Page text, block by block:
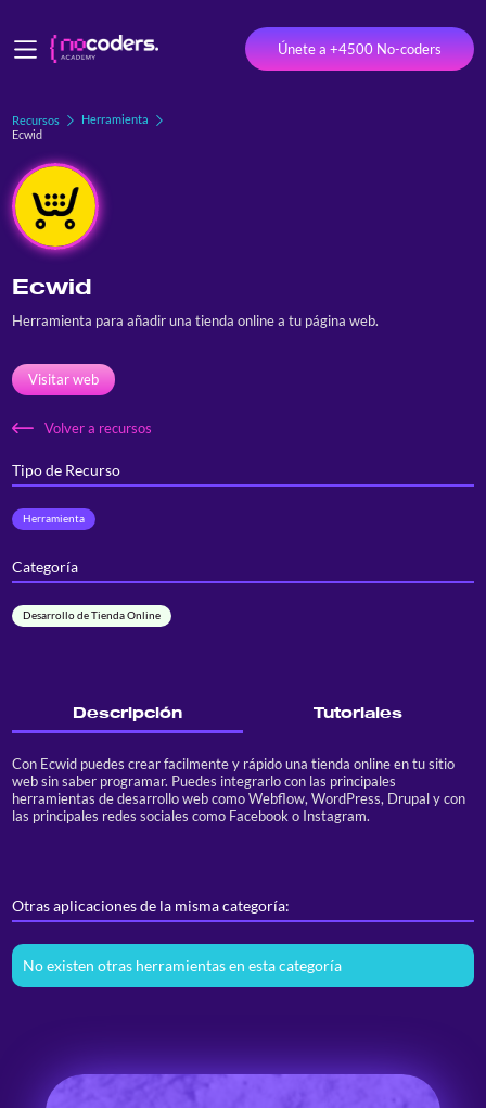
Únete a +4500 No-coders
Recursos
Herramienta
Ecwid
Ecwid
Herramienta para añadir una tienda online a tu página web.
Visitar web
Volver a recursos
Tipo de Recurso
Herramienta
Categoría
Desarrollo de Tienda Online
Descripción Tutoriales
Con Ecwid puedes crear facilmente y rápido una tienda online en tu sitio
web sin saber programar. Puedes integrarlo con las principales
herramientas de desarrollo web como Webflow, WordPress, Drupal y con
las principales redes sociales como Facebook o Instagram.
Otras aplicaciones de la misma categoría:
No existen otras herramientas en esta categoría